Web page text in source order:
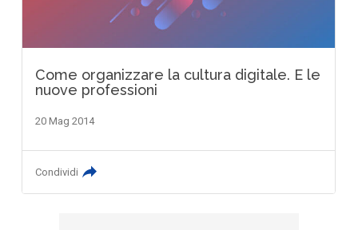
Come organizzare la cultura digitale. E le
nuove professioni
20 Mag 2014
Condividi